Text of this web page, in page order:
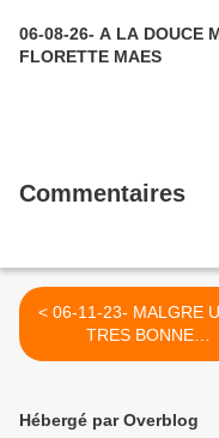
06-08-26- A LA DOUCE
FLORETTE MAES
Commentaires
< 06-11-23- MALGRE UNE
TRES BONNE
PRESTATION DE
LES JOURNALISTES
Hébergé par Overblog